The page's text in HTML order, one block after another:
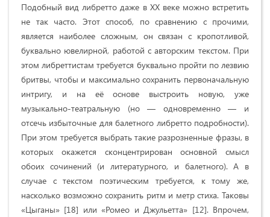
Подобный вид либретто даже в XX веке можно встретить
не так часто. Этот способ, по сравнению с прочими,
является наиболее сложным, он связан с кропотливой,
буквально ювелирной, работой с авторским текстом. При
этом либреттистам требуется буквально пройти по лезвию
бритвы, чтобы и максимально сохранить первоначальную
интригу, и на её основе выстроить новую, уже
музыкально-театральную (но — одновременно — и
отсечь избыточные для балетного либретто подробности).
При этом требуется выбрать такие разрозненные фразы, в
которых окажется сконцентрирован основной смысл
обоих сочинений (и литературного, и балетного). А в
случае с текстом поэтическим требуется, к тому же,
насколько возможно сохранить ритм и метр стиха. Таковы
«Цыганы» [18] или «Ромео и Джульетта» [12]. Впрочем,